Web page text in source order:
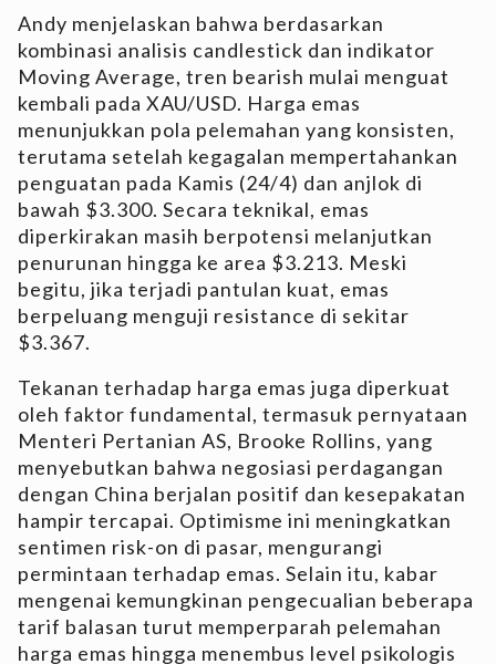
Andy menjelaskan bahwa berdasarkan
kombinasi analisis candlestick dan indikator
Moving Average, tren bearish mulai menguat
kembali pada XAU/USD. Harga emas
menunjukkan pola pelemahan yang konsisten,
terutama setelah kegagalan mempertahankan
penguatan pada Kamis (24/4) dan anjlok di
bawah $3.300. Secara teknikal, emas
diperkirakan masih berpotensi melanjutkan
penurunan hingga ke area $3.213. Meski
begitu, jika terjadi pantulan kuat, emas
berpeluang menguji resistance di sekitar
$3.367.
Tekanan terhadap harga emas juga diperkuat
oleh faktor fundamental, termasuk pernyataan
Menteri Pertanian AS, Brooke Rollins, yang
menyebutkan bahwa negosiasi perdagangan
dengan China berjalan positif dan kesepakatan
hampir tercapai. Optimisme ini meningkatkan
sentimen risk-on di pasar, mengurangi
permintaan terhadap emas. Selain itu, kabar
mengenai kemungkinan pengecualian beberapa
tarif balasan turut memperparah pelemahan
harga emas hingga menembus level psikologis